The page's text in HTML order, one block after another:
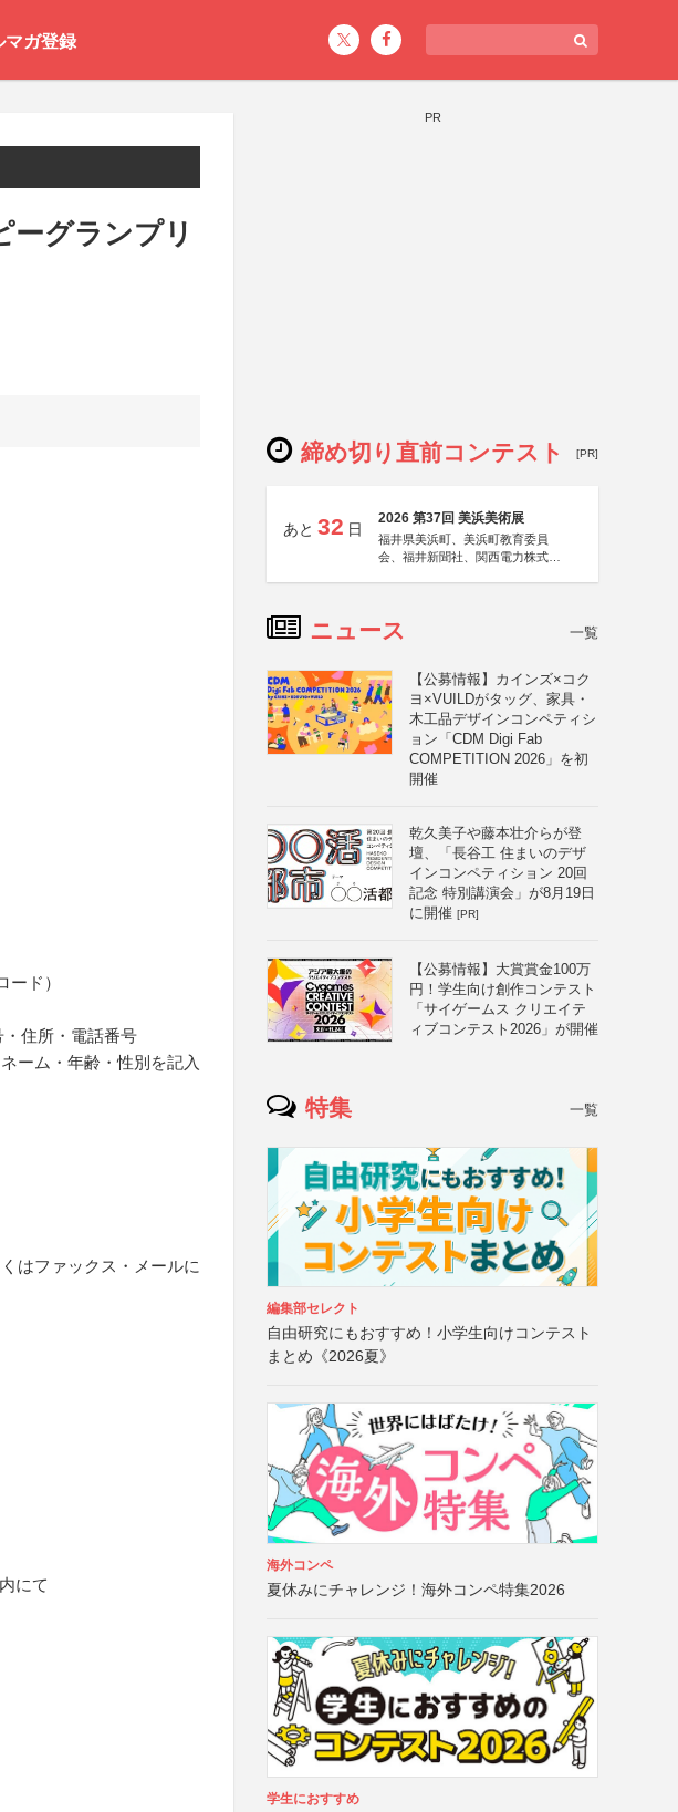
マガ登録
ーグランプリ
ド）
住所・電話番号
ーム・年齢・性別を記入
はファックス・メールに
にて
PR
締め切り直前コンテスト [PR]
あと 32 日
2026 第37回 美浜美術展
福井県美浜町、美浜町教育委員
会、福井新聞社、関西電力株式会
ニュース 一覧
【公募情報】カインズ×コク
ヨ×VUILDがタッグ、家具・
木工品デザインコンペティシ
ョン「CDM Digi Fab
COMPETITION 2026」を初
開催
乾久美子や藤本壮介らが登
壇、「長谷工 住まいのデザ
インコンペティション 20回
記念 特別講演会」が8月19日
に開催 [PR]
【公募情報】大賞賞金100万
円！学生向け創作コンテスト
「サイゲームス クリエイテ
ィブコンテスト2026」が開催
特集 一覧
編集部セレクト
自由研究にもおすすめ！小学生向けコンテスト
まとめ《2026夏》
海外コンペ
夏休みにチャレンジ！海外コンペ特集2026
学生におすすめ